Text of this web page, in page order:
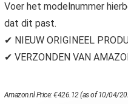
Voer het modelnummer
dat dit past.
✔ NIEUW ORIGINEEL
✔ VERZONDEN VAN
Amazon.nl Price:€426.12 (as of 10/04/